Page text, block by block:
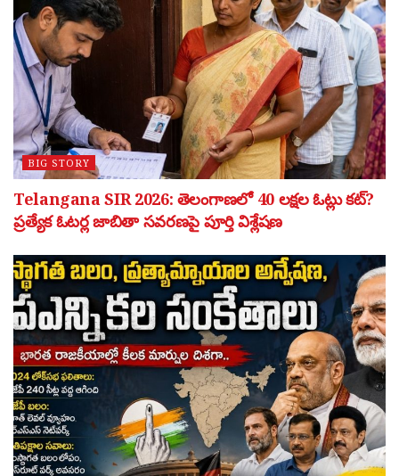
BIG STORY
Telangana SIR 2026: తెలంగాణలో 40 లక్షల ఓట్లు కట్?
ప్రత్యేక ఓటర్ల జాబితా సవరణపై పూర్తి విశ్లేషణ